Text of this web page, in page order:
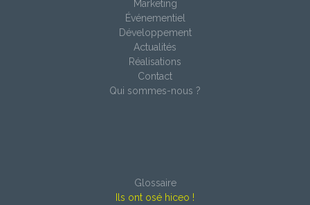
Marketing
Événementiel
Développement
Actualités
Réalisations
Contact
Qui sommes-nous ?
Glossaire
Ils ont osé hiceo !